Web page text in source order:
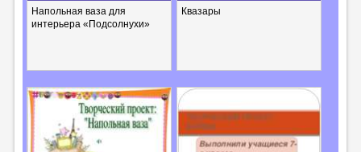
Напольная ваза для
интерьера «Подсолнухи»
Квазары